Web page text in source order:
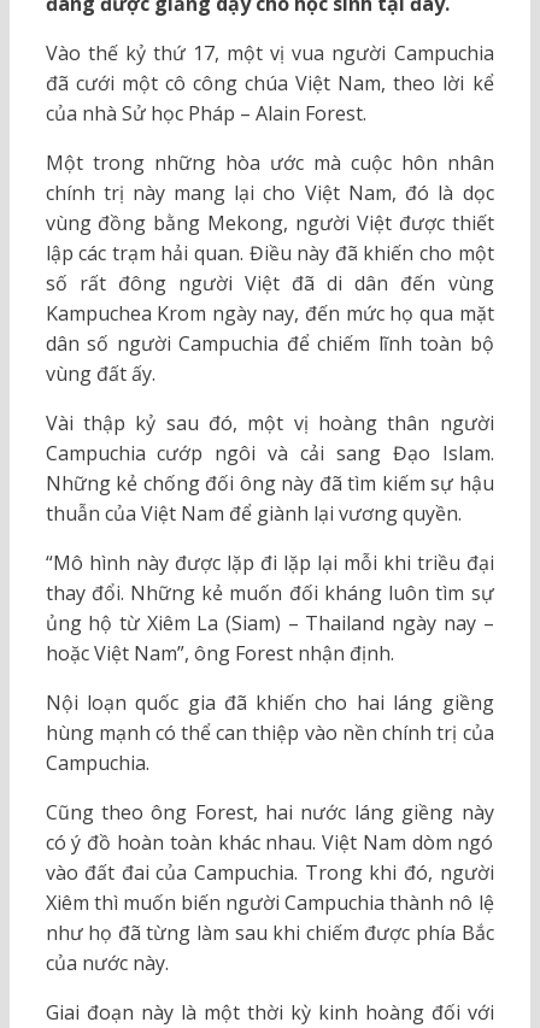
Vào thế kỷ thứ 17, một vị vua người Campuchia
đã cưới một cô công chúa Việt Nam, theo lời kể
của nhà Sử học Pháp – Alain Forest.
Một trong những hòa ước mà cuộc hôn nhân
chính trị này mang lại cho Việt Nam, đó là dọc
vùng đồng bằng Mekong, người Việt được thiết
lập các trạm hải quan. Điều này đã khiến cho một
số rất đông người Việt đã di dân đến vùng
Kampuchea Krom ngày nay, đến mức họ qua mặt
dân số người Campuchia để chiếm lĩnh toàn bộ
vùng đất ấy.
Vài thập kỷ sau đó, một vị hoàng thân người
Campuchia cướp ngôi và cải sang Đạo Islam.
Những kẻ chống đối ông này đã tìm kiếm sự hậu
thuẫn của Việt Nam để giành lại vương quyền.
“Mô hình này được lặp đi lặp lại mỗi khi triều đại
thay đổi. Những kẻ muốn đối kháng luôn tìm sự
ủng hộ từ Xiêm La (Siam) – Thailand ngày nay –
hoặc Việt Nam”, ông Forest nhận định.
Nội loạn quốc gia đã khiến cho hai láng giềng
hùng mạnh có thể can thiệp vào nền chính trị của
Campuchia.
Cũng theo ông Forest, hai nước láng giềng này
có ý đồ hoàn toàn khác nhau. Việt Nam dòm ngó
vào đất đai của Campuchia. Trong khi đó, người
Xiêm thì muốn biến người Campuchia thành nô lệ
như họ đã từng làm sau khi chiếm được phía Bắc
của nước này.
Giai đoạn này là một thời kỳ kinh hoàng đối với